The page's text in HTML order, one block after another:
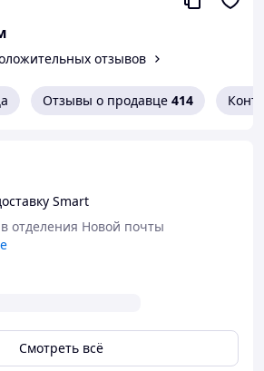
шаров и их рикошетов.
отзывов
Отзывы о продавце 414
Smart
отделения Новой почты
Смотреть всё